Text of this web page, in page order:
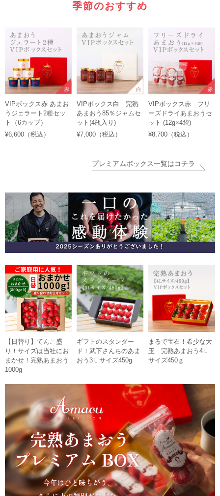
季節のおすすめ
VIPボックス赤 あまお
うジェラート2種セッ
ト（6カップ）
¥6,600（税込）
VIPボックス白 完熟
あまおう85％ジャムセ
ット(4瓶入り)
¥7,000（税込）
VIPボックス赤 フリ
ーズドライあまおうセ
ット (12g×4袋)
¥8,700（税込）
プレミアムボックス一覧はコチラ
【日替り】てんこ盛
り！サイズは当社にお
まかせ！完熟あまおう
1000g
ギフトのスタンダー
ド！武下さんちのあま
おう3Ｌサイズ450g
まるで宝石！希少な大
玉 完熟あまおう4Ｌ
サイズ450ｇ